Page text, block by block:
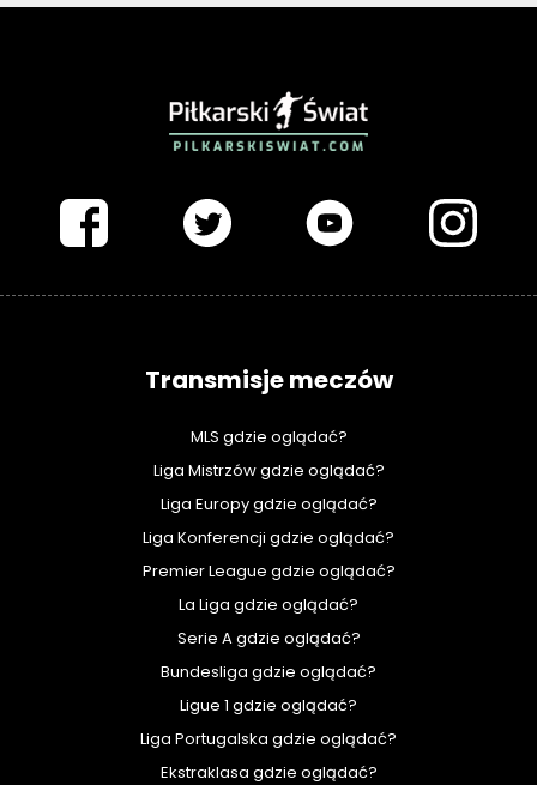
Transmisje meczów
MLS gdzie oglądać?
Liga Mistrzów gdzie oglądać?
Liga Europy gdzie oglądać?
Liga Konferencji gdzie oglądać?
Premier League gdzie oglądać?
La Liga gdzie oglądać?
Serie A gdzie oglądać?
Bundesliga gdzie oglądać?
Ligue 1 gdzie oglądać?
Liga Portugalska gdzie oglądać?
Ekstraklasa gdzie oglądać?